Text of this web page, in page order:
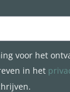
voor het
in het